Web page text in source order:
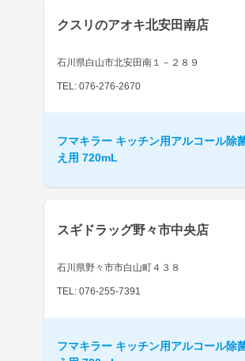
クスリのアオキ北安田南店
石川県白山市北安田南１－２８９
TEL: 076-276-2670
フマキラー キッチン用アルコール除
え用 720mL
スギドラッグ野々市中央店
石川県野々市市白山町４３８
TEL: 076-255-7391
フマキラー キッチン用アルコール除